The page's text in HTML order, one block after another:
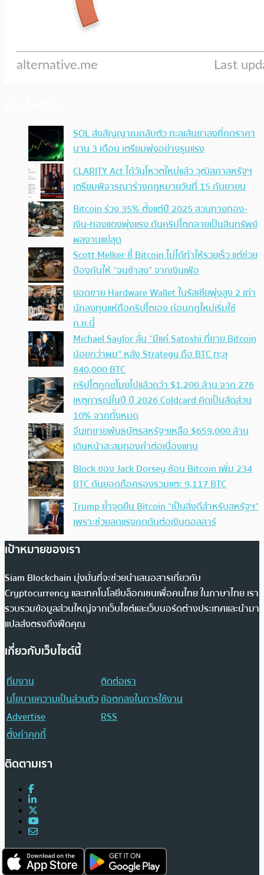
SOL ส่งสัญญาณกลับตัว ทะลุเส้นขาลงที่กดราคา
นาน 3 เดือน เตรียมพุ่งอย่างรุนแรง
CLARITY Act ได้วันโหวตใหม่แล้ว วุฒิสภาสหรัฐฯ
เตรียมพิจารณาร่างกฎหมายวันที่ 15 กันยายน
Bitcoin ร่วง 35% ตั้งแต่ปี 2025 สวนทางทอง-
เงิน-ทองแดงพุ่งแรง ดันคริปโตกลายเป็นสินทรัพย์
ผลงานแย่สุด
Scott Melker ชี้ Bitcoin ไม่ได้ทำให้รวยเร็ว แต่ช่วย
ป้องกันให้ “จนช้าลง” จากเงินเฟ้อ
ยอดขาย Hardware Wallet ในรัสเซียพุ่งสูง 2 เท่า
นักลงทุนแห่ถือคริปโตเอง ก่อนกฎใหม่เริ่มใช้
ก.ย.นี้
Michael Saylor ลั่น “มีแค่ Satoshi ที่ขาย Bitcoin
น้อยกว่าผม” หลัง Strategy ถือ BTC ทะลุ
840,000 BTC
คริปโตถูกขโมยไปแล้วกว่า $1,200 ล้าน จาก 276
เหตุการณ์ในปี ปี 2026 Coldcard คิดเป็นสัดส่วน
10% จากทั้งหมด
จีนเทขายพันธบัตรสหรัฐฯเหลือ $659,000 ล้าน
เดินหน้าสะสมทองคำต่อเนื่องแทน
Block ของ Jack Dorsey ช้อน Bitcoin เพิ่ม 234
BTC ดันยอดถือครองรวมแตะ 9,117 BTC
Trump ย้ำจุดยืน Bitcoin “เป็นสิ่งดีสำหรับสหรัฐฯ”
เพราะช่วยลดแรงกดดันต่อเงินดอลลาร์
เป้าหมายของเรา
Siam Blockchain มุ่งมั่นที่จะช่วยนำเสนอสารเกี่ยวกับ
Cryptocurrency และเทคโนโลยีบล็อกเชนเพื่อคนไทย ในภาษาไทย เรา
รวบรวมข้อมูลส่วนใหญ่จากเว็บไซต์และเว็บบอร์ดต่างประเทศและนำมา
แปลส่งตรงถึงฟีดคุณ
เกี่ยวกับเว็บไซต์นี้
ทีมงาน
ติดต่อเรา
นโยบายความเป็นส่วนตัวข้อตกลงในการใช้งาน
Advertise
RSS
ตั้งค่าคุกกี้
ติดตามเรา